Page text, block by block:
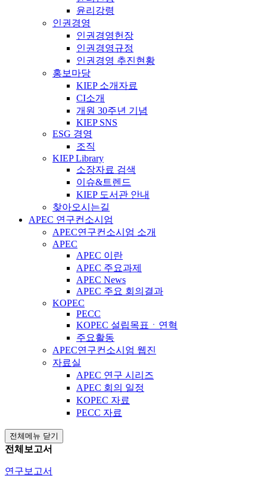
윤리강령
인권경영
인권경영헌장
인권경영규정
인권경영 추진현황
홍보마당
KIEP 소개자료
CI소개
개원 30주년 기념
KIEP SNS
ESG 경영
조직
KIEP Library
소장자료 검색
이슈&트렌드
KIEP 도서관 안내
찾아오시는길
APEC 연구컨소시엄
APEC연구컨소시엄 소개
APEC
APEC 이란
APEC 주요과제
APEC News
APEC 주요 회의결과
KOPEC
PECC
KOPEC 설립목표ㆍ연혁
주요활동
APEC연구컨소시엄 웹진
자료실
APEC 연구 시리즈
APEC 회의 일정
KOPEC 자료
PECC 자료
전체메뉴 닫기
전체보고서
연구보고서